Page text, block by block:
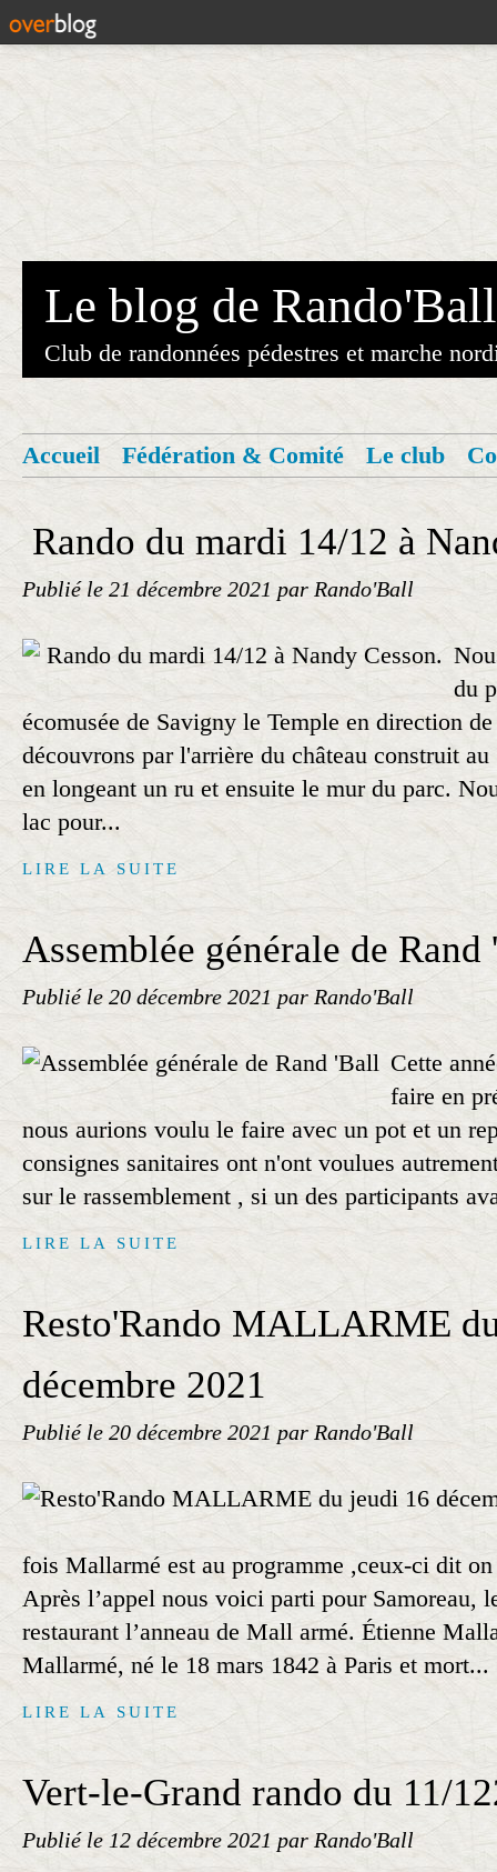
Le blog de Rando'Ball
Club de randonnées pédestres et marche
Accueil Fédération & Comité Le club
Rando du mardi 14/12 à
Publié le 21 décembre 2021 par Rando'Ball
du
écomusée de Savigny le Temple en direction
découvrons par l'arrière du château construit
en longeant un ru et ensuite le mur du parc.
lac pour...
LIRE LA SUITE
Assemblée générale de
Publié le 20 décembre 2021 par Rando'Ball
Cette
faire en
nous aurions voulu le faire avec un pot et un
consignes sanitaires ont n'ont voulues
sur le rassemblement , si un des participants
LIRE LA SUITE
Resto'Rando MALLARME
décembre 2021
Publié le 20 décembre 2021 par Rando'Ball
fois Mallarmé est au programme ,ceux-ci dit
Après l’appel nous voici parti pour Samoreau,
restaurant l’anneau de Mall armé. Étienne
Mallarmé, né le 18 mars 1842 à Paris et mort...
LIRE LA SUITE
Vert-le-Grand rando du 11/
Publié le 12 décembre 2021 par Rando'Ball